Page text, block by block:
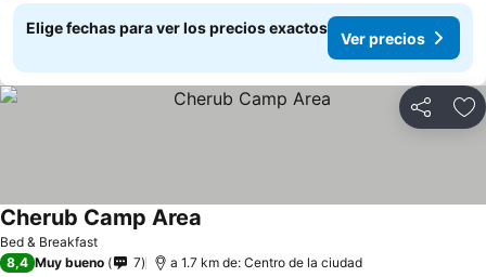
Elige fechas para ver los precios exactos
Ver precios
Compartir
Bed & Breakfast
Cherub Camp Area
8,4 Muy bueno 7 a 1.7 km de: Centro de la ciudad